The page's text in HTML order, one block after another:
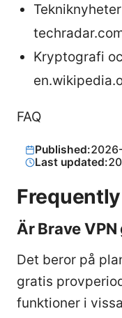
Kryptografi
FAQ
Published:
Last updated:
Är Brave
Det beror på
gratis
funktioner i